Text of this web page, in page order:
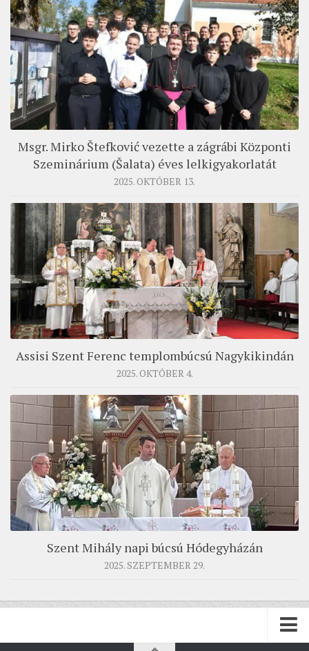
Msgr. Mirko Štefković vezette a zágrábi Központi
Szeminárium (Šalata) éves lelkigyakorlatát
2025. OKTÓBER 13.
Assisi Szent Ferenc templombúcsú Nagykikindán
2025. OKTÓBER 4.
Szent Mihály napi búcsú Hódegyházán
2025. SZEPTEMBER 29.